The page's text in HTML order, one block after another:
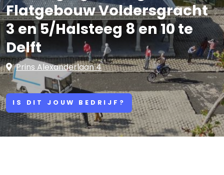
Flatgebouw Voldersgracht
3 en 5/Halsteeg 8 en 10 te
Delft
Prins Alexanderlaan 4
IS DIT JOUW BEDRIJF?